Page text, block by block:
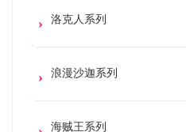
洛克人系列
浪漫沙迦系列
海贼王系列